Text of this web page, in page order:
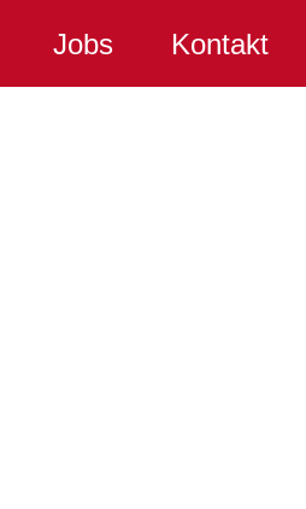
Jobs Kontakt